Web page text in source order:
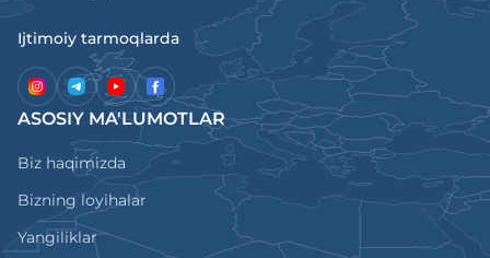
Ijtimoiy tarmoqlarda
ASOSIY MA'LUMOTLAR
Biz haqimizda
Bizning loyihalar
Yangiliklar